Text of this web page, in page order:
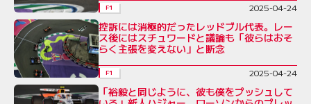
F1 2025-04-24
控訴には消極的だったレッドブル代表。レー
ス後にはスチュワードと議論も「彼らはおそ
らく主張を変えない」と断念
F1 2025-04-24
「裕毅と同じように、彼も僕をプッシュして